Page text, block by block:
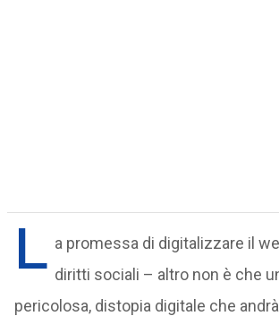
L a promessa di digitalizzare il
diritti sociali – altro non è che
pericolosa, distopia digitale che